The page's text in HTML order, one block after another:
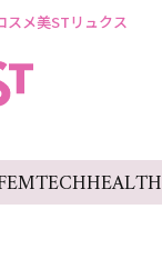
スメ美STリュクス
HEALTH